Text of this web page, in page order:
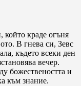
който краде огъня
В гнева си, Зевс
където всеки ден
вечер.
божествеността и
към знание.